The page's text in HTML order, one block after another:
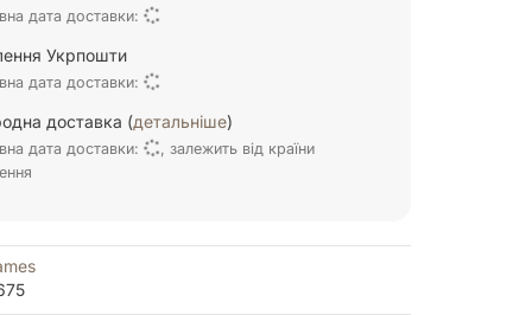
дата доставки:
Укрпошти
дата доставки:
доставка (детальніше)
дата доставки:
, залежить від країни